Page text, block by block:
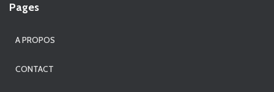
Pages
A PROPOS
CONTACT